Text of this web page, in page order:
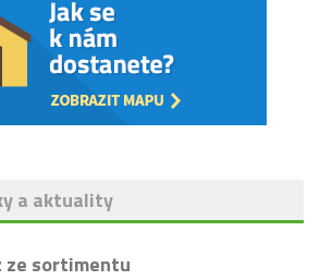
a aktuality
ze sortimentu